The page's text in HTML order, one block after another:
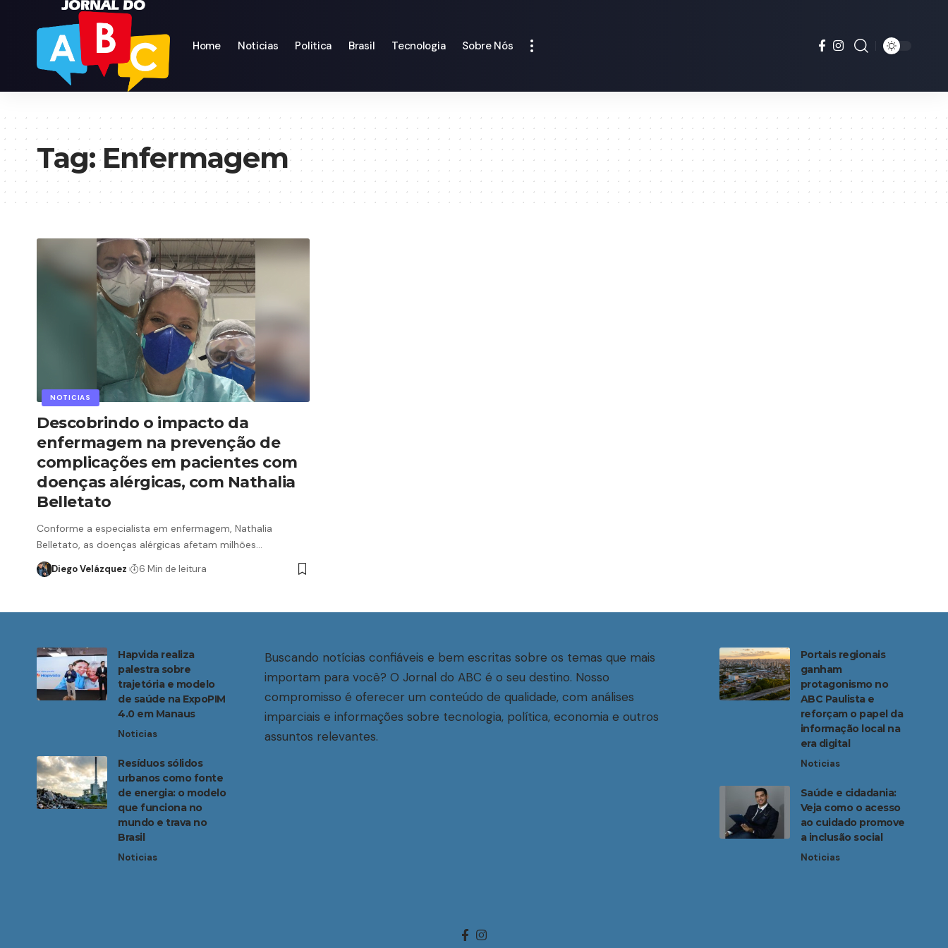
Home Noticias Politica Brasil Tecnologia Sobre Nós
Tag:Enfermagem
NOTICIAS
Descobrindo o impacto da
enfermagem na prevenção de
complicações em pacientes com
doenças alérgicas, com Nathalia
Belletato
Conforme a especialista em enfermagem, Nathalia
Belletato, as doenças alérgicas afetam milhões…
Diego Velázquez 6 Min de leitura
Hapvida realiza
palestra sobre
trajetória e modelo
de saúde na ExpoPIM
4.0 em Manaus
Noticias
Resíduos sólidos
urbanos como fonte
de energia: o modelo
que funciona no
mundo e trava no
Brasil
Noticias
Buscando notícias confiáveis e bem escritas sobre os temas que mais
importam para você? O Jornal do ABC é o seu destino. Nosso
compromisso é oferecer um conteúdo de qualidade, com análises
imparciais e informações sobre tecnologia, política, economia e outros
assuntos relevantes.
Portais regionais
ganham
protagonismo no
ABC Paulista e
reforçam o papel da
informação local na
era digital
Noticias
Saúde e cidadania:
Veja como o acesso
ao cuidado promove
a inclusão social
Noticias